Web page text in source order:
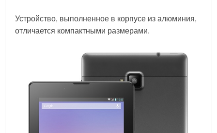
Устройство, выполненное в корпусе из алюминия,
отличается компактными размерами.